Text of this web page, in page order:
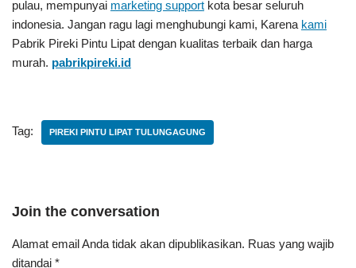
pulau, mempunyai marketing support kota besar seluruh
indonesia. Jangan ragu lagi menghubungi kami, Karena kami
Pabrik Pireki Pintu Lipat dengan kualitas terbaik dan harga
murah. pabrikpireki.id
Tag: PIREKI PINTU LIPAT TULUNGAGUNG
Join the conversation
Alamat email Anda tidak akan dipublikasikan. Ruas yang wajib
ditandai *